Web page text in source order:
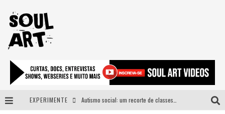
EXPERIMENTE